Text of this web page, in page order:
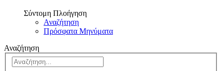
Σύντομη Πλοήγηση
Αναζήτηση
Πρόσφατα Μηνύματα
Αναζήτηση